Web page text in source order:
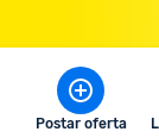
Postar oferta